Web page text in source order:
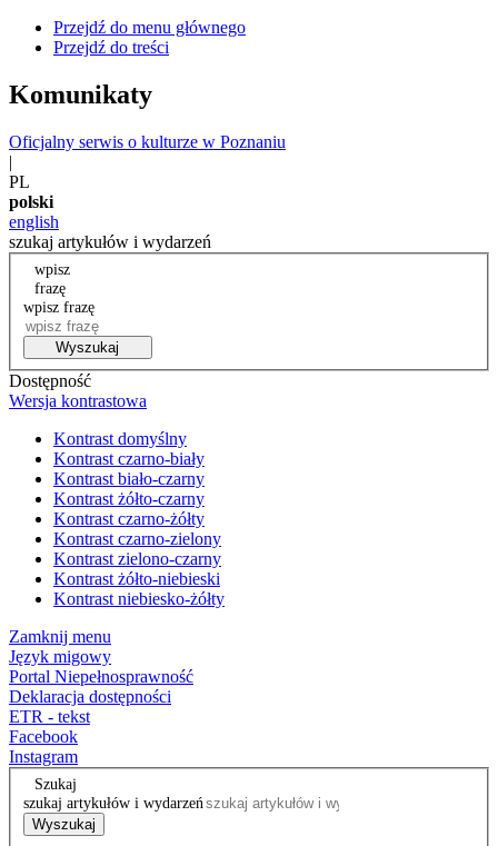
Przejdź do menu głównego
Przejdź do treści
Komunikaty
Oficjalny serwis o kulturze w Poznaniu
|
PL
polski
english
szukaj artykułów i wydarzeń
wpisz
frazę
wpisz frazę
Wyszukaj
Dostępność
Wersja kontrastowa
Kontrast domyślny
Kontrast czarno-biały
Kontrast biało-czarny
Kontrast żółto-czarny
Kontrast czarno-żółty
Kontrast czarno-zielony
Kontrast zielono-czarny
Kontrast żółto-niebieski
Kontrast niebiesko-żółty
Zamknij menu
Język migowy
Portal Niepełnosprawność
Deklaracja dostępności
ETR - tekst
Facebook
Instagram
Szukaj
szukaj artykułów i wydarzeń
Wyszukaj